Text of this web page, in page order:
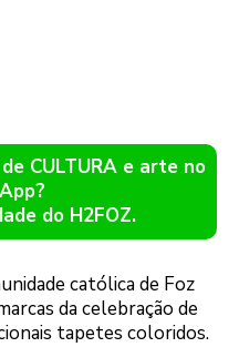
CULTURA e arte no
do H2FOZ.
católica de Foz
da celebração de
tapetes coloridos.